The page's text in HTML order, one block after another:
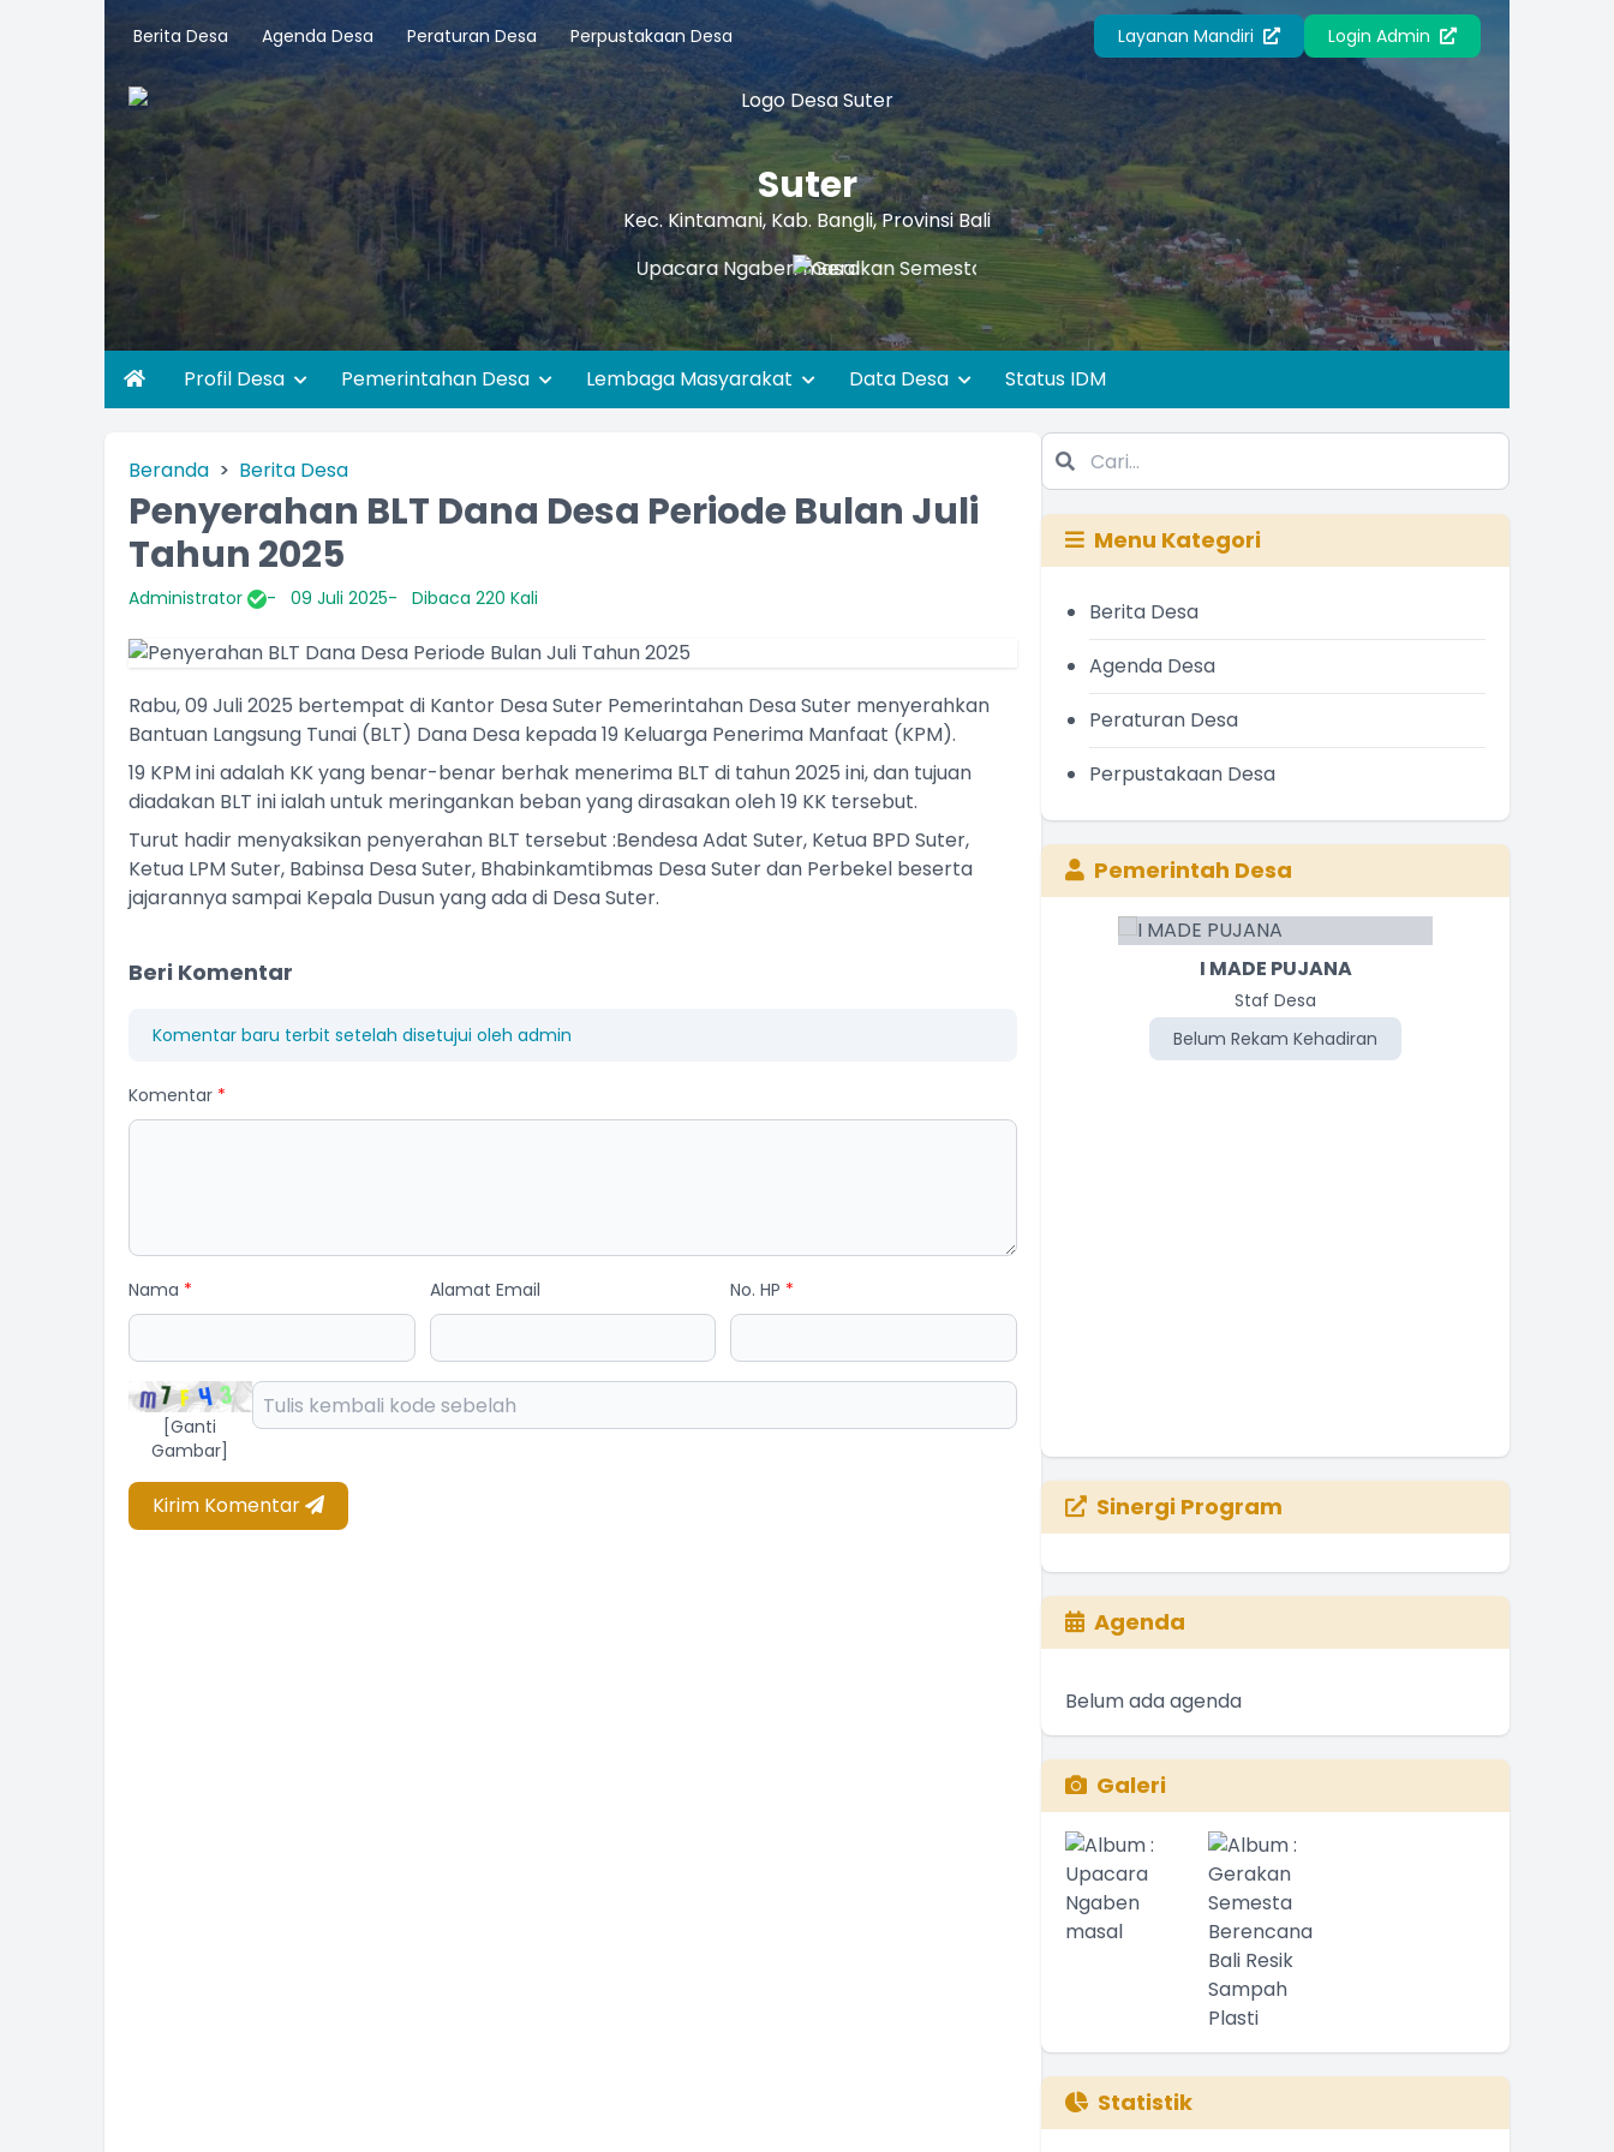
Berita Desa Agenda Desa Peraturan Desa Perpustakaan Desa Layanan Mandiri Login Admin
Suter
Kec. Kintamani, Kab. Bangli, Provinsi Bali
Profil Desa Pemerintahan Desa Lembaga Masyarakat Data Desa Status IDM
Beranda Berita Desa
Penyerahan BLT Dana Desa Periode Bulan Juli
Tahun 2025
Administrator 09 Juli 2025 Dibaca 220 Kali
Rabu, 09 Juli 2025 bertempat di Kantor Desa Suter Pemerintahan Desa Suter menyerahkan
Bantuan Langsung Tunai (BLT) Dana Desa kepada 19 Keluarga Penerima Manfaat (KPM).
19 KPM ini adalah KK yang benar-benar berhak menerima BLT di tahun 2025 ini, dan tujuan
diadakan BLT ini ialah untuk meringankan beban yang dirasakan oleh 19 KK tersebut.
Turut hadir menyaksikan penyerahan BLT tersebut :Bendesa Adat Suter, Ketua BPD Suter,
Ketua LPM Suter, Babinsa Desa Suter, Bhabinkamtibmas Desa Suter dan Perbekel beserta
jajarannya sampai Kepala Dusun yang ada di Desa Suter.
Beri Komentar
Komentar baru terbit setelah disetujui oleh admin
Komentar *
Nama * Alamat Email No. HP *
[Ganti
Gambar]
Kirim Komentar
Menu Kategori
Berita Desa
Agenda Desa
Peraturan Desa
Perpustakaan Desa
Pemerintah Desa
Belum Rekam Kehadiran
I MADE PUJANA
Staf Desa
Belum Rekam Kehadiran
I KADEK NARIANA
Staf Desa
Belum Rekam Kehadiran
Sinergi Program
Agenda
Belum ada agenda
Galeri
Statistik